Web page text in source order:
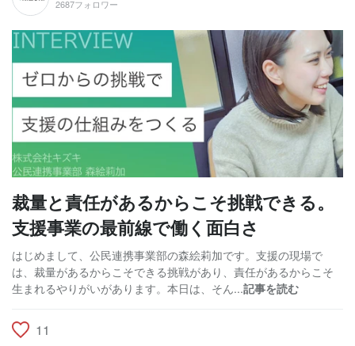
2687フォロワー
裁量と責任があるからこそ挑戦できる。
支援事業の最前線で働く面白さ
はじめまして、公民連携事業部の森絵莉加です。支援の現場で
は、裁量があるからこそできる挑戦があり、責任があるからこそ
生まれるやりがいがあります。本日は、そん...記事を読む
11